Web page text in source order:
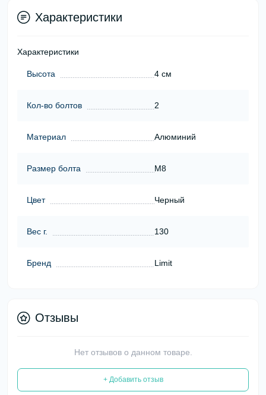
Характеристики
Характеристики
Высота 4 см
Кол-во болтов 2
Материал Алюминий
Размер болта М8
Цвет Черный
Вес г. 130
Бренд Limit
Отзывы
Нет отзывов о данном товаре.
+ Добавить отзыв